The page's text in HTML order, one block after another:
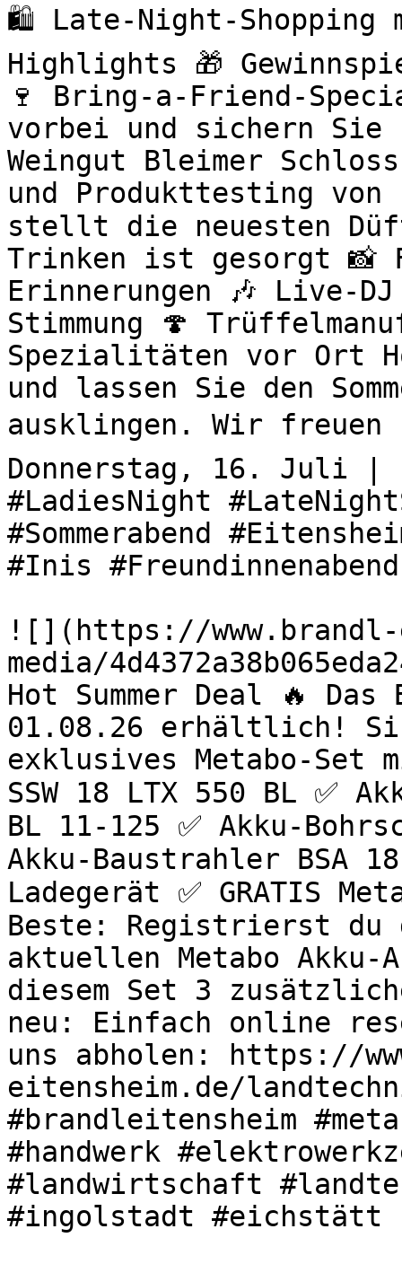
🛍️ Late-Night-
Highlights 🎁
🍷 Bring-a-Friend-
vorbei und sichern Sie
Weingut Bleimer
und Produkttesting
stellt die neuesten
Trinken ist gesorgt 📸
Erinnerungen 🎶
Stimmung 🍄
Spezialitäten vor Ort
und lassen Sie den
ausklingen. Wir freuen
Donnerstag, 16. Juli |
#LadiesNight
#Sommerabend
#Inis
![](https://
media/
Hot Summer Deal 🔥 Das
01.08.26 erhältlich!
exklusives Metabo-Set
SSW 18 LTX 550 BL ✅
BL 11-125 ✅ Akku-
Akku-Baustrahler BSA
Ladegerät ✅ GRATIS
Beste: Registrierst du
aktuellen Metabo
diesem Set 3
neu: Einfach online
uns abholen: https://
eitensheim.de/
#brandleitensheim
#handwerk
#landwirtschaft
#ingolstadt #eichstätt